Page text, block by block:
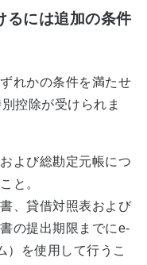
るには追加の条件
れかの条件を満たせ
控除が受けられま
よび総勘定元帳につ
と。
、貸借対照表および
の提出期限までにe-
）を使用して行うこ